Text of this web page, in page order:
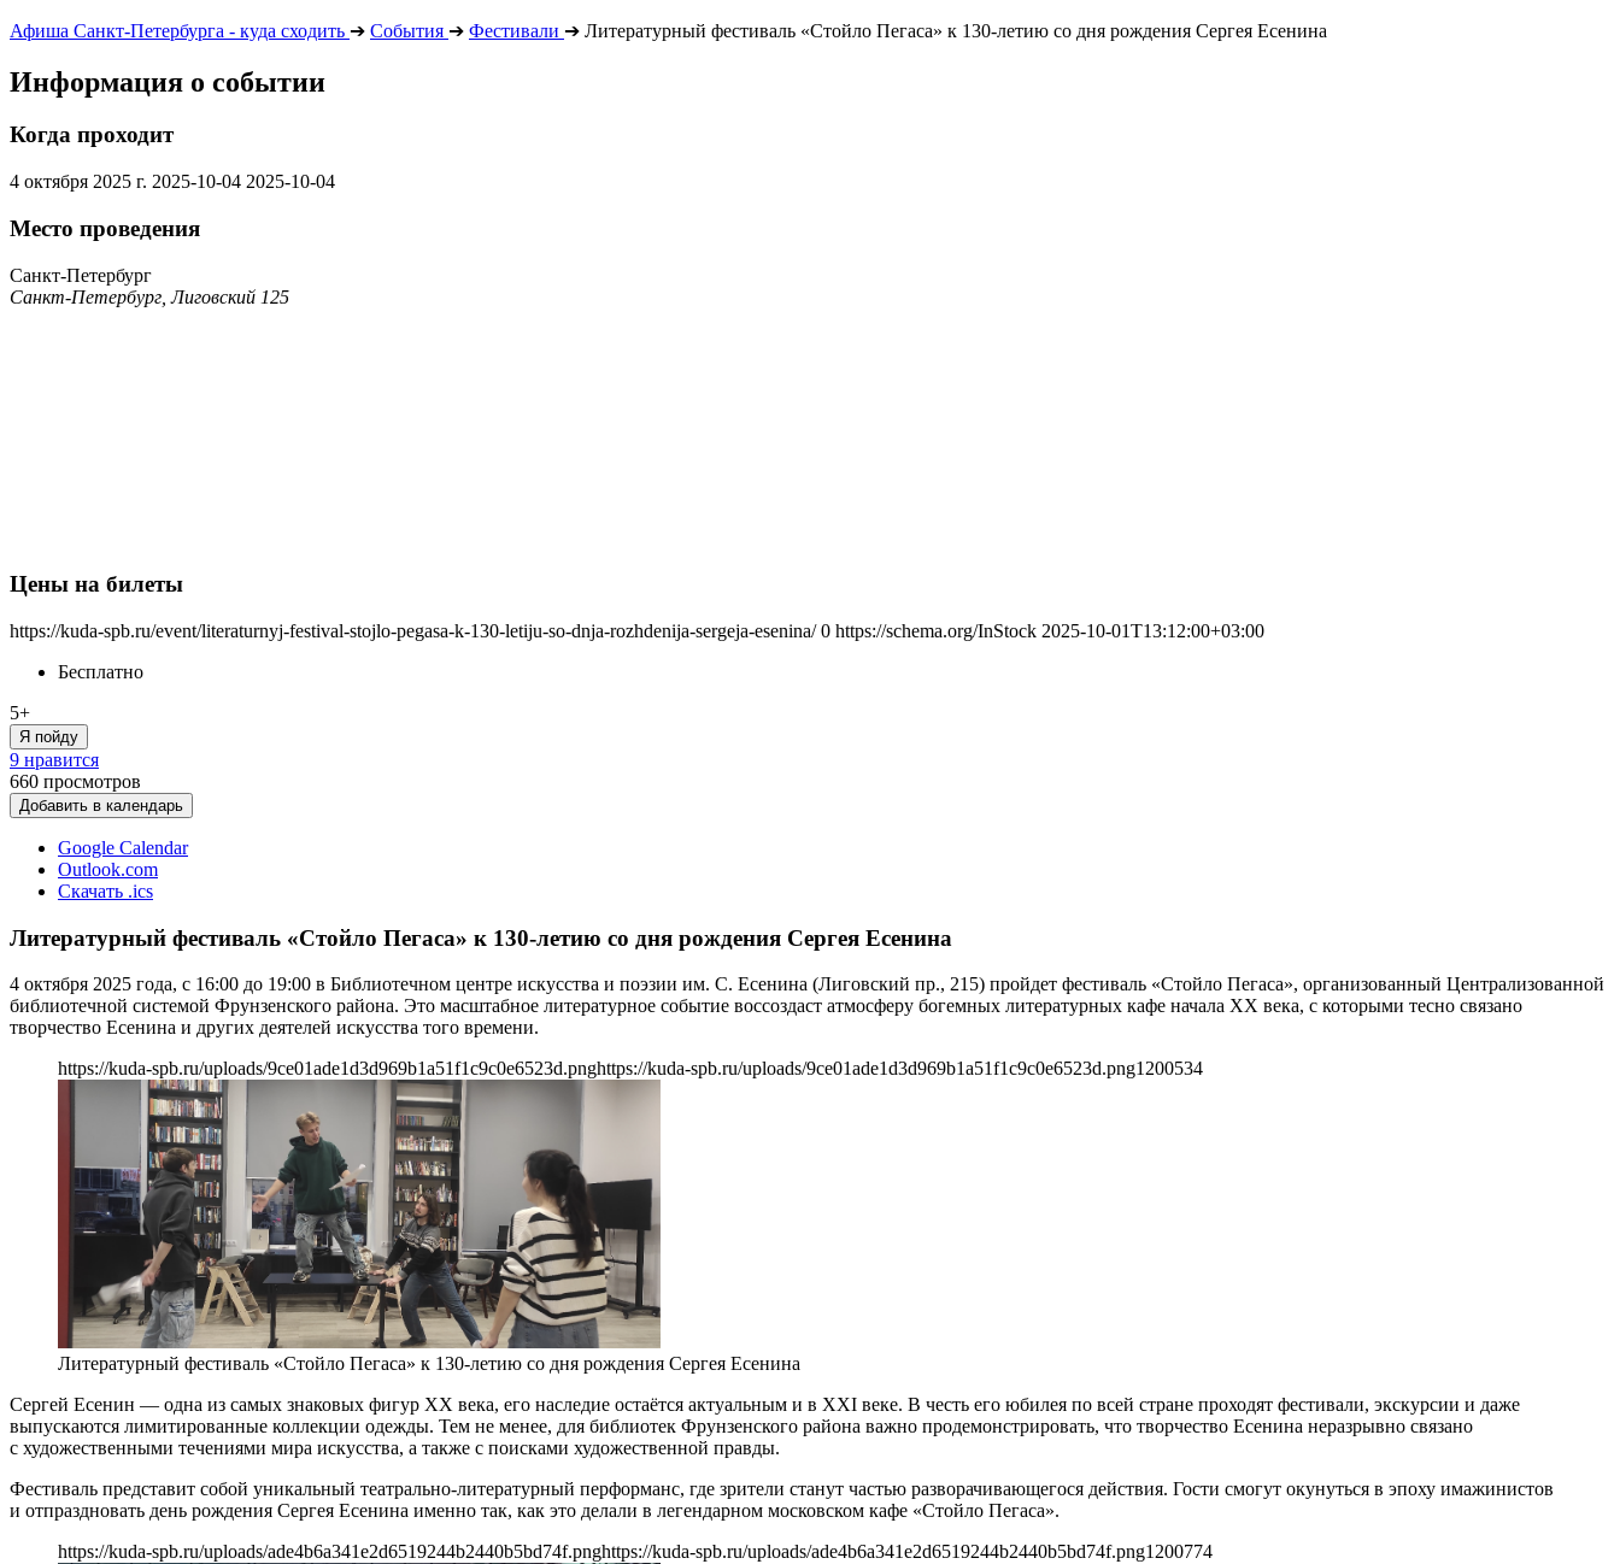
Афиша Санкт-Петербурга - куда сходить ➔ События ➔ Фестивали ➔ Литературный фестиваль «Стойло Пегаса» к 130-летию со дня рождения Сергея Есенина
Информация о событии
Когда проходит
4 октября 2025 г. 2025-10-04 2025-10-04
Место проведения
Санкт-Петербург
Санкт-Петербург, Лиговский 125
Цены на билеты
https://kuda-spb.ru/event/literaturnyj-festival-stojlo-pegasa-k-130-letiju-so-dnja-rozhdenija-sergeja-esenina/ 0 https://schema.org/InStock 2025-10-01T13:12:00+03:00
Бесплатно
5+
Я пойду
9 нравится
660 просмотров
Добавить в календарь
Google Calendar
Outlook.com
Скачать .ics
Литературный фестиваль «Стойло Пегаса» к 130-летию со дня рождения Сергея Есенина
4 октября 2025 года, с 16:00 до 19:00 в Библиотечном центре искусства и поэзии им. С. Есенина (Лиговский пр., 215) пройдет фестиваль «Стойло Пегаса», организованный Централизованной
библиотечной системой Фрунзенского района. Это масштабное литературное событие воссоздаст атмосферу богемных литературных кафе начала XX века, с которыми тесно связано
творчество Есенина и других деятелей искусства того времени.
https://kuda-spb.ru/uploads/9ce01ade1d3d969b1a51f1c9c0e6523d.pnghttps://kuda-spb.ru/uploads/9ce01ade1d3d969b1a51f1c9c0e6523d.png1200534
Литературный фестиваль «Стойло Пегаса» к 130-летию со дня рождения Сергея Есенина
Сергей Есенин — одна из самых знаковых фигур XX века, его наследие остаётся актуальным и в XXI веке. В честь его юбилея по всей стране проходят фестивали, экскурсии и даже
выпускаются лимитированные коллекции одежды. Тем не менее, для библиотек Фрунзенского района важно продемонстрировать, что творчество Есенина неразрывно связано
с художественными течениями мира искусства, а также с поисками художественной правды.
Фестиваль представит собой уникальный театрально-литературный перформанс, где зрители станут частью разворачивающегося действия. Гости смогут окунуться в эпоху имажинистов
и отпраздновать день рождения Сергея Есенина именно так, как это делали в легендарном московском кафе «Стойло Пегаса».
https://kuda-spb.ru/uploads/ade4b6a341e2d6519244b2440b5bd74f.pnghttps://kuda-spb.ru/uploads/ade4b6a341e2d6519244b2440b5bd74f.png1200774